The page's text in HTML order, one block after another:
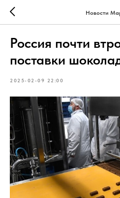
Новости
Россия почти
поставки
2025-02-09 22:00